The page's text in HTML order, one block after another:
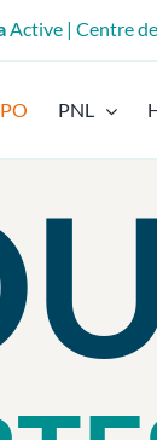
Active | Centre
PNL